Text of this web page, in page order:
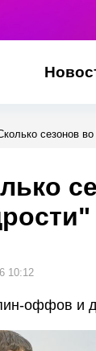
сезонов
10:12
оффов и